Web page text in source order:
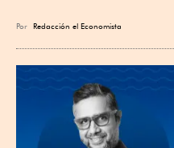
Por Redacción el Economista